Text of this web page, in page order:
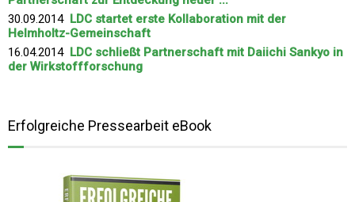
30.09.2014 LDC startet erste Kollaboration mit der
Helmholtz-Gemeinschaft
16.04.2014 LDC schließt Partnerschaft mit Daiichi Sankyo in
der Wirkstoffforschung
Erfolgreiche Pressearbeit eBook